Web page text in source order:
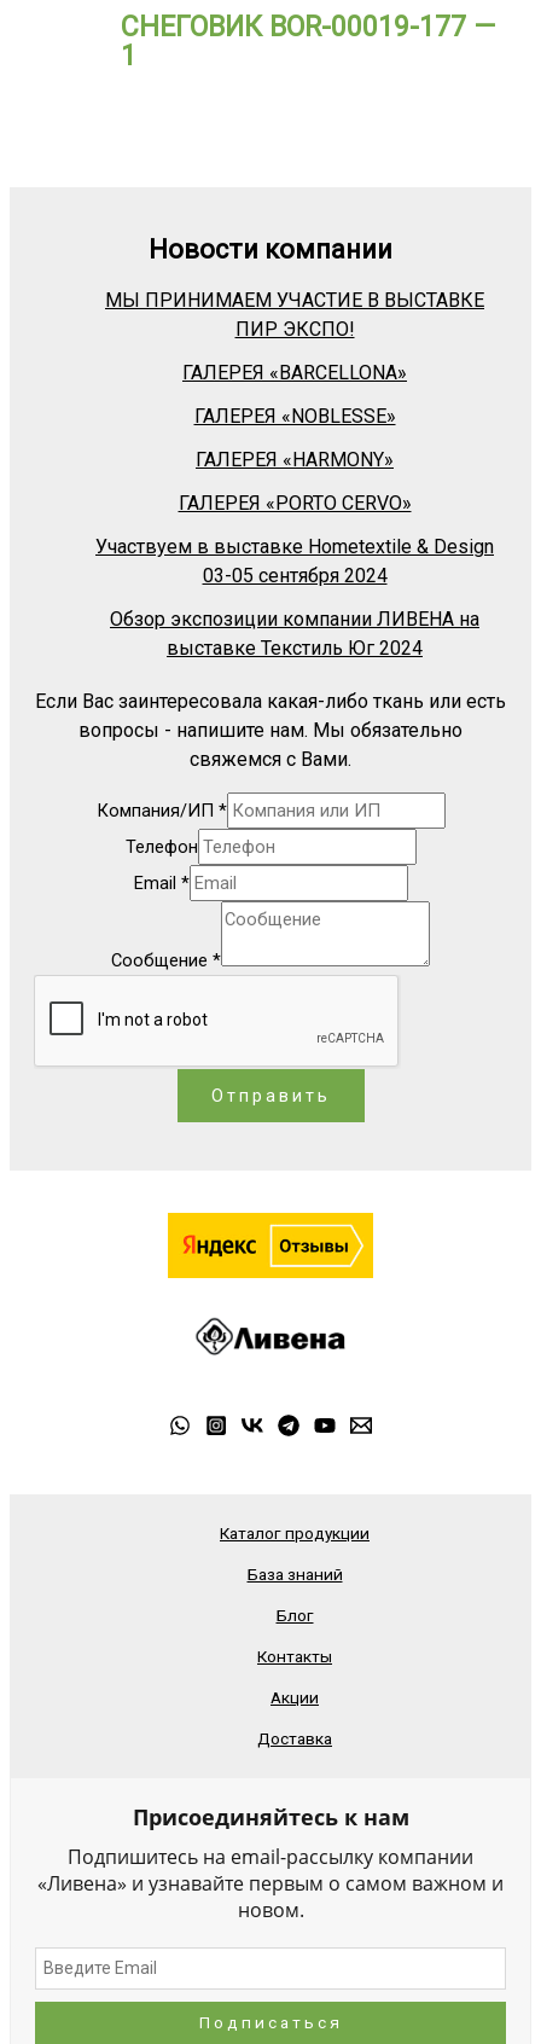
СНЕГОВИК BOR-00019-177 —
1
Новости компании
МЫ ПРИНИМАЕМ УЧАСТИЕ В ВЫСТАВКЕ
ПИР ЭКСПО!
ГАЛЕРЕЯ «BARСELLONA»
ГАЛЕРЕЯ «NOBLESSE»
ГАЛЕРЕЯ «HARMONY»
ГАЛЕРЕЯ «PORTO CERVO»
Участвуем в выставке Hometextile & Design
03-05 сентября 2024
Обзор экспозиции компании ЛИВЕНА на
выставке Текстиль Юг 2024
Если Вас заинтересовала какая-либо ткань или есть
вопросы - напишите нам. Мы обязательно
свяжемся с Вами.
Компания/ИП *
Телефон
Email *
Сообщение *
Отправить
Каталог продукции
База знаний
Блог
Контакты
Акции
Доставка
Присоединяйтесь к нам
Подпишитесь на email-рассылку компании
«Ливена» и узнавайте первым о самом важном и
новом.